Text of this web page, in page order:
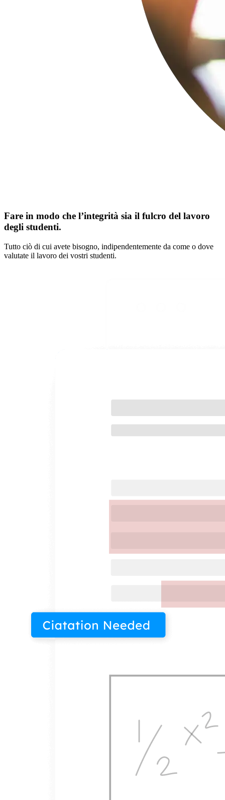
Fare in modo che l’integrità sia il fulcro del lavoro
degli studenti.
Tutto ciò di cui avete bisogno, indipendentemente da come o dove
valutate il lavoro dei vostri studenti.